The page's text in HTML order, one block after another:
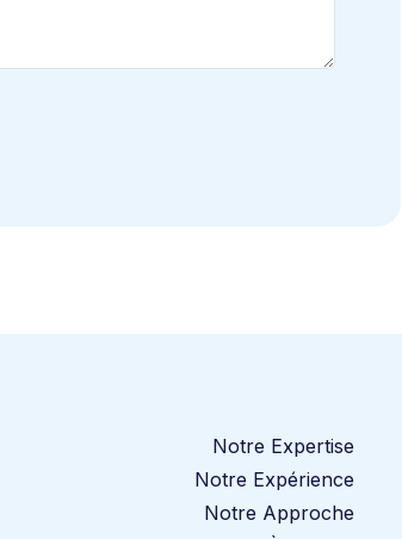
Notre Expertise
Notre Expérience
Notre Approche